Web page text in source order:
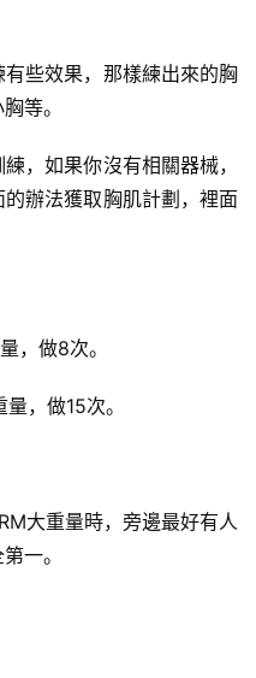
些效果，那樣練出來的胸
等。
，如果你沒有相關器械，
辦法獲取胸肌計劃，裡面
，做8次。
，做15次。
大重量時，旁邊最好有人
一。